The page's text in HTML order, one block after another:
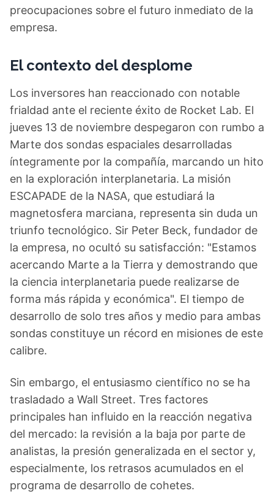
preocupaciones sobre el futuro inmediato de la
empresa.
El contexto del desplome
Los inversores han reaccionado con notable
frialdad ante el reciente éxito de Rocket Lab. El
jueves 13 de noviembre despegaron con rumbo a
Marte dos sondas espaciales desarrolladas
íntegramente por la compañía, marcando un hito
en la exploración interplanetaria. La misión
ESCAPADE de la NASA, que estudiará la
magnetosfera marciana, representa sin duda un
triunfo tecnológico. Sir Peter Beck, fundador de
la empresa, no ocultó su satisfacción: "Estamos
acercando Marte a la Tierra y demostrando que
la ciencia interplanetaria puede realizarse de
forma más rápida y económica". El tiempo de
desarrollo de solo tres años y medio para ambas
sondas constituye un récord en misiones de este
calibre.
Sin embargo, el entusiasmo científico no se ha
trasladado a Wall Street. Tres factores
principales han influido en la reacción negativa
del mercado: la revisión a la baja por parte de
analistas, la presión generalizada en el sector y,
especialmente, los retrasos acumulados en el
programa de desarrollo de cohetes.